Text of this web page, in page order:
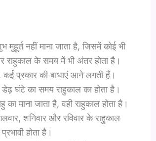
नहीं माना जाता है, जिसमें कोई भी
राहुकाल के समय में भी अंतर होता है।
कई प्रकार की बाधाएं आने लगती हैं।
घंटे का समय राहुकाल का होता है।
माना जाता है, वही राहुकाल होता है।
शनिवार और रविवार के राहुकाल
होता है।